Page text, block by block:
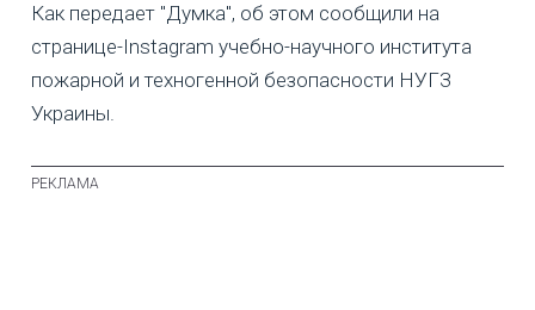
Как передает "Думка", об этом сообщили на
странице-Instagram учебно-научного института
пожарной и техногенной безопасности НУГЗ
Украины.